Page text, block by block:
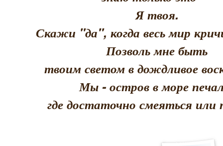
Я твоя.
Скажи "да", когда весь мир
Позволь мне быть
твоим светом в дождливое
Мы - остров в море
где достаточно смеяться или